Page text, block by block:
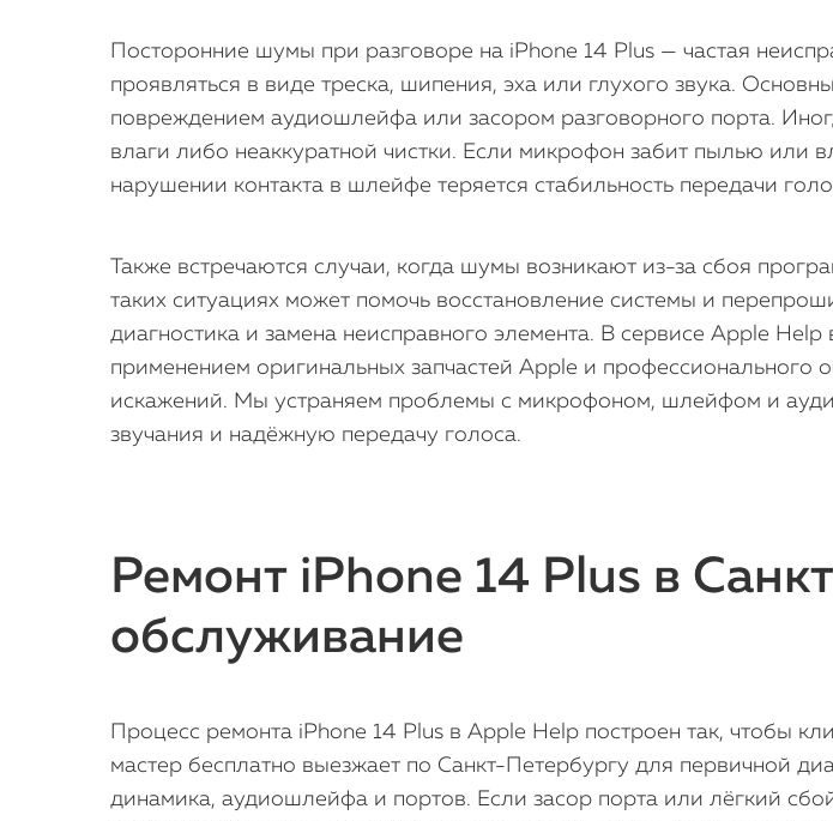
Посторонние шумы при разговоре на iPhone 14 Plus — частая
проявляться в виде треска, шипения, эха или глухого звука.
повреждением аудиошлейфа или засором разговорного порта.
влаги либо неаккуратной чистки. Если микрофон забит пылью или
нарушении контакта в шлейфе теряется стабильность передачи
Также встречаются случаи, когда шумы возникают из-за сбоя
таких ситуациях может помочь восстановление системы и
диагностика и замена неисправного элемента. В сервисе Apple
применением оригинальных запчастей Apple и профессионального
искажений. Мы устраняем проблемы с микрофоном, шлейфом и
звучания и надёжную передачу голоса.
Ремонт iPhone 14 Plus в
обслуживание
Процесс ремонта iPhone 14 Plus в Apple Help построен так, чтобы
мастер бесплатно выезжает по Санкт-Петербургу для первичной
динамика, аудиошлейфа и портов. Если засор порта или лёгкий